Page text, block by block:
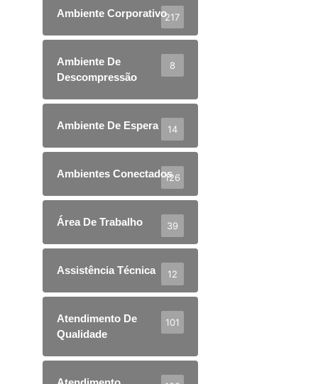
Ambiente Corporativo217
Ambiente De
Descompressão
8
Ambiente De Espera 14
Ambientes Conectados126
Área De Trabalho 39
Assistência Técnica 12
Atendimento De
Qualidade
101